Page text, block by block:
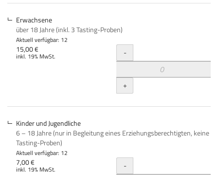
bis
Erwachsene
über 18 Jahre (inkl. 3 Tasting-Proben)
Aktuell verfügbar: 12
15,00 €
inkl. 19% MwSt. Menge
-
+
Kinder und Jugendliche
6 – 18 Jahre (nur in Begleitung eines Erziehungsberechtigten, keine
Tasting-Proben)
Aktuell verfügbar: 12
7,00 €
inkl. 19% MwSt. Menge
-